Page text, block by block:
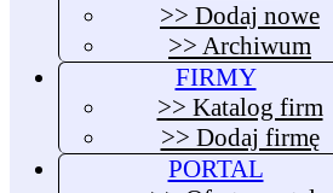
>> Dodaj nowe
>> Archiwum
FIRMY
>> Katalog firm
>> Dodaj firmę
PORTAL